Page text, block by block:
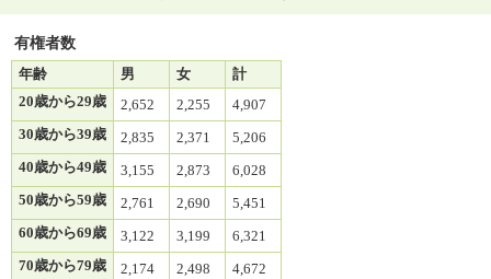
有権者数
年齢
男 女
計
20歳から29歳
2,652 2,255
4,907
30歳から39歳
2,835 2,371
5,206
40歳から49歳
3,155 2,873
6,028
50歳から59歳
2,761 2,690
5,451
60歳から69歳
3,122 3,199
6,321
70歳から79歳
2,174 2,498
4,672